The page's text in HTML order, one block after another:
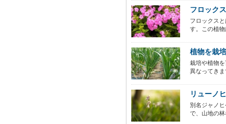
フロック
フロックス
す。この植
植物を栽
栽培や植物
異なってき
リューノ
別名ジャノ
で、山地の